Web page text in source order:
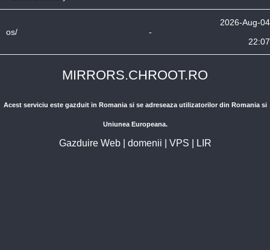
os/ -
2026-Aug-04
22:07
MIRRORS.CHROOT.RO
Acest serviciu este gazduit in Romania si se adreseaza utilizatorilor din Romania si
Uniunea Europeana.
Gazduire Web| domenii VPS LIR